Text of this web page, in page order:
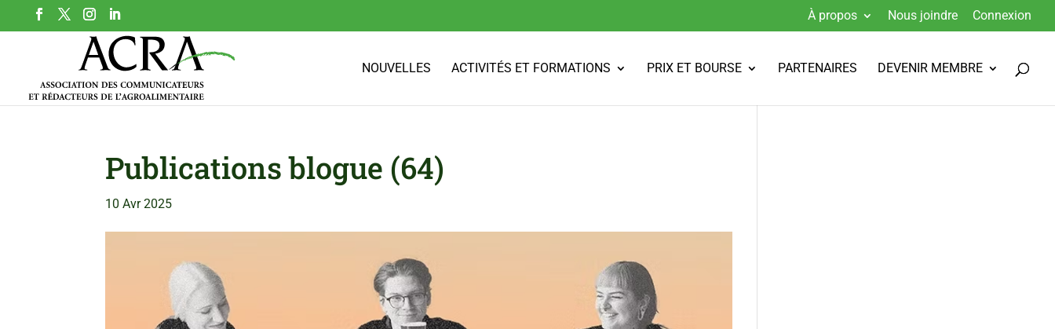
À propos Nous joindre Connexion
NOUVELLES ACTIVITÉS ET FORMATIONS PRIX ET BOURSE PARTENAIRES DEVENIR MEMBRE
Publications blogue (64)
10 Avr 2025